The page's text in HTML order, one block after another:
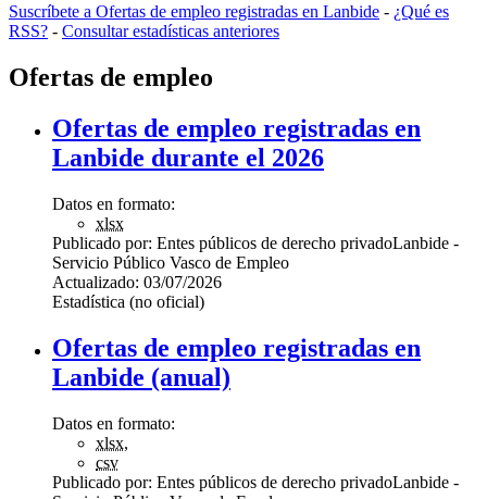
Suscríbete a Ofertas de empleo registradas en Lanbide - ¿Qué es
RSS? - Consultar estadísticas anteriores
Ofertas de empleo
Ofertas de empleo registradas en
Lanbide durante el 2026
Datos en formato:
xlsx
Publicado por: Entes públicos de derecho privadoLanbide -
Servicio Público Vasco de Empleo
Actualizado: 03/07/2026
Estadística (no oficial)
Ofertas de empleo registradas en
Lanbide (anual)
Datos en formato:
xlsx,
csv
Publicado por: Entes públicos de derecho privadoLanbide -